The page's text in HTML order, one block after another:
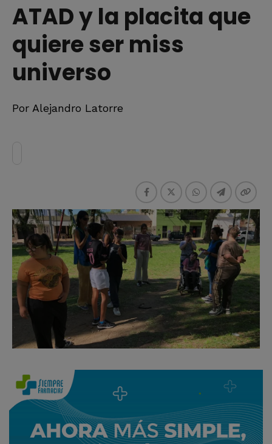
ATAD y la placita que
quiere ser miss
universo
Por Alejandro Latorre